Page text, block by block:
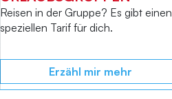
Reisen in der Gruppe? Es gibt einen
speziellen Tarif für dich.
Erzähl mir mehr